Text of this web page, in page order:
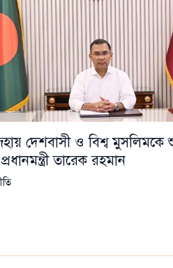
দেশবাসী ও বিশ্ব মুসলিমকে
তারেক রহমান